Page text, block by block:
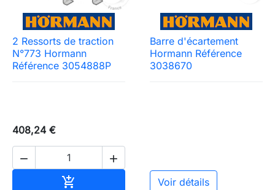
2 Ressorts de traction
N°773 Hormann
Référence 3054888P
408,24 €
 

Barre d'écartement
Hormann Référence
3038670
Voir détails